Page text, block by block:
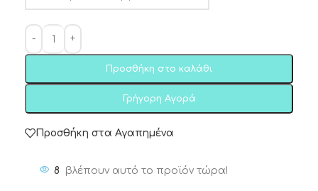
Προσθήκη στο καλάθι
Γρήγορη Αγορά
Προσθήκη στα Αγαπημένα
8 βλέπουν αυτό το προϊόν τώρα!